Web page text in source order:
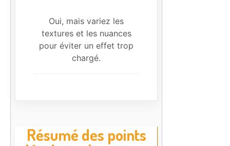
Oui, mais variez les
textures et les nuances
pour éviter un effet trop
chargé.
Résumé des points